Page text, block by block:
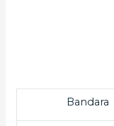
Bandara